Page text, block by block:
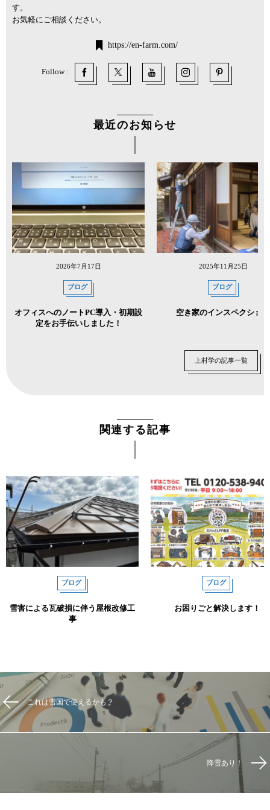
す。
お気軽にご相談ください。
https://en-farm.com/
Follow :
最近のお知らせ
2026年7月17日
ブログ
オフィスへのノートPC導入・初期設
定をお手伝いしました！
2025年11月25日
ブログ
空き家のインスペクション
上村学の記事一覧
関連する記事
ブログ
雪害による瓦破損に伴う屋根改修工
事
ブログ
お困りごと解決します！
これは雪国で使えるかも？
降雪あり！